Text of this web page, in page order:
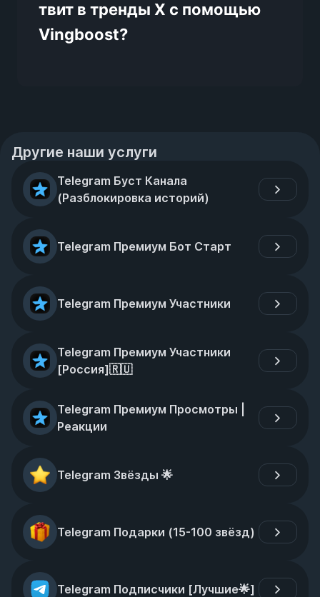
твит в тренды X с помощью
Vingboost?
Другие наши услуги
Telegram Буст Канала
(Разблокировка историй)
Telegram Премиум Бот Старт
Telegram Премиум Участники
Telegram Премиум Участники
[Россия]🇷🇺
Telegram Премиум Просмотры |
Реакции
Telegram Звёзды 🌟
Telegram Подарки (15-100 звёзд)
Telegram Подписчики [Лучшие🌟]